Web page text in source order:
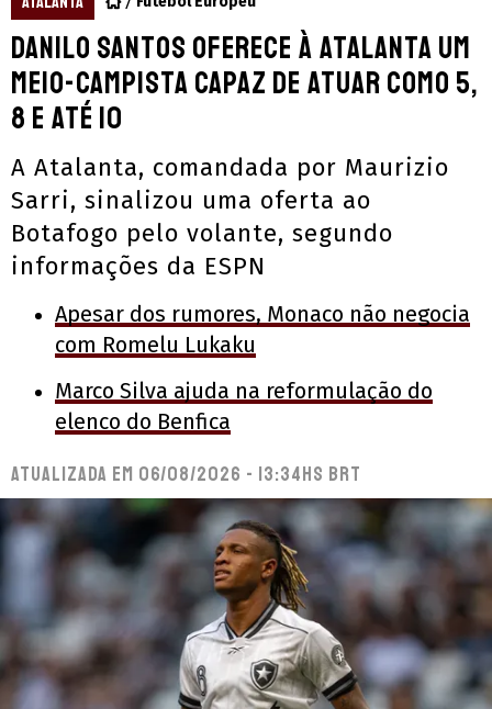
Danilo Santos oferece à Atalanta um
meio-campista capaz de atuar como 5,
8 e até 10
A Atalanta, comandada por Maurizio
Sarri, sinalizou uma oferta ao
Botafogo pelo volante, segundo
informações da ESPN
Apesar dos rumores, Monaco não negocia
com Romelu Lukaku
Marco Silva ajuda na reformulação do
elenco do Benfica
Atualizada em 06/08/2026 - 13:34hs BRT